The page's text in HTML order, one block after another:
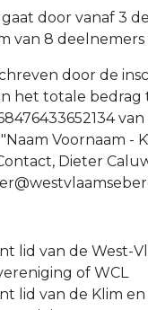
door vanaf 3
van 8 deelnemers
door de
het totale bedrag
Voornaam -
Dieter
lid van de West-
of WCL
lid van de Klim en